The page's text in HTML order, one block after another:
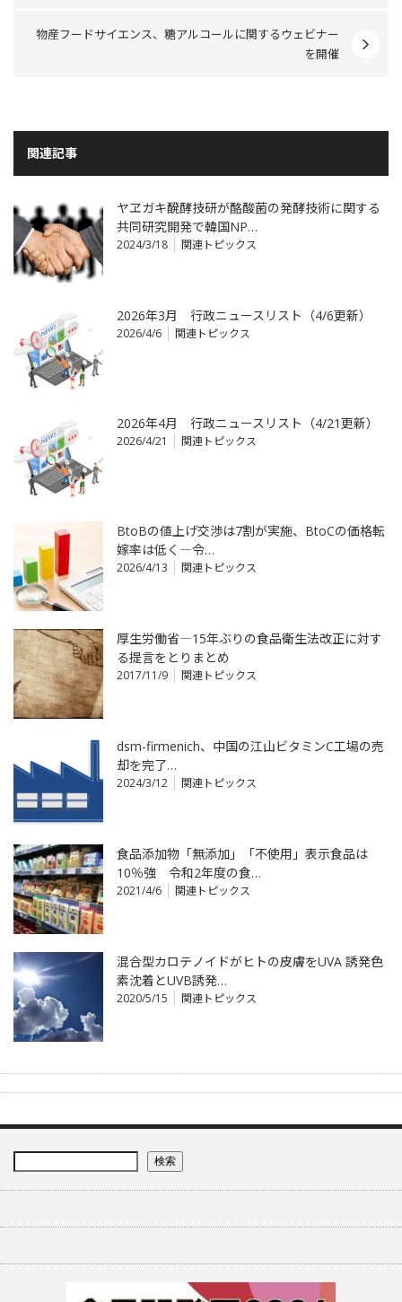
物産フードサイエンス、糖アルコールに関するウェビナー
を開催
関連記事
ヤヱガキ醗酵技研が酪酸菌の発酵技術に関する
共同研究開発で韓国NP…
2024/3/18 関連トピックス
2026年3月 行政ニュースリスト（4/6更新）
2026/4/6 関連トピックス
2026年4月 行政ニュースリスト（4/21更新）
2026/4/21 関連トピックス
BtoBの値上げ交渉は7割が実施、BtoCの価格転
嫁率は低く―令…
2026/4/13 関連トピックス
厚生労働省―15年ぶりの食品衛生法改正に対す
る提言をとりまとめ
2017/11/9 関連トピックス
dsm-firmenich、中国の江山ビタミンC工場の売
却を完了…
2024/3/12 関連トピックス
食品添加物「無添加」「不使用」表示食品は
10％強 令和2年度の食…
2021/4/6 関連トピックス
混合型カロテノイドがヒトの皮膚をUVA 誘発色
素沈着とUVB誘発…
2020/5/15 関連トピックス
検索